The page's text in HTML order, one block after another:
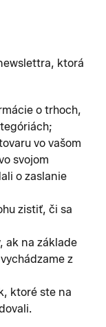
ktorá
o trhoch,
vo vašom
svojom
o zaslanie
zistiť, či sa
ak na základe
z
ktoré ste na